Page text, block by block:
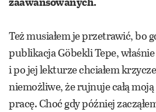
Też musiałem je przetrawić, bo
publikacja Göbekli Tepe,
i po jej lekturze chciałem
niemożliwe, że rujnuje całą
pracę. Choć gdy później